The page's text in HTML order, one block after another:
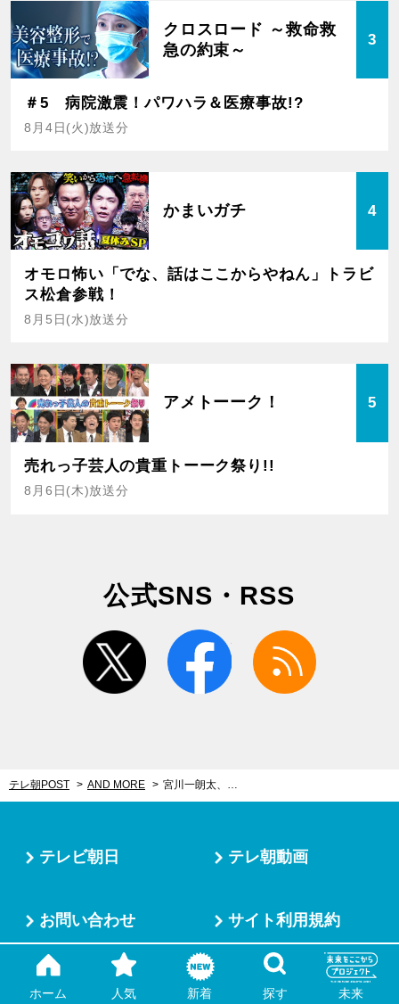
クロスロード ～救命救
急の約束～
3
＃5 病院激震！パワハラ＆医療事故!?
8月4日(火)放送分
かまいガチ 4
オモロ怖い「でな、話はここからやねん」トラビ
ス松倉参戦！
8月5日(水)放送分
アメトーーク！ 5
売れっ子芸人の貴重トーーク祭り!!
8月6日(木)放送分
公式SNS・RSS
twitter facebook
テレ朝POST AND MORE 宮川一朗太、憧れの松田優作を思いっきりビンタ！ひっぱたいた後、「お前、痛かったぞ」
ホーム 人気 新着 探す 未来
テレビ朝日 テレ朝動画
お問い合わせ サイト利用規約
プライバシーポリシー